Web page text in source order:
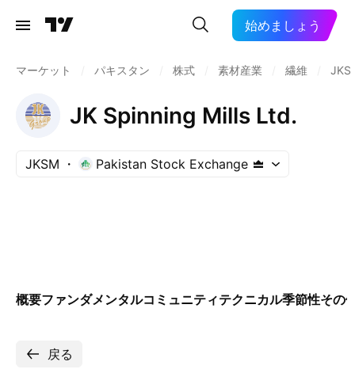
始めましょう
マーケット パキスタン 株式 素材産業 繊維
JK Spinning Mills Ltd.
JKSM Pakistan Stock Exchange
概要ファンダメンタルコミュニティテクニカル季節性その
戻る